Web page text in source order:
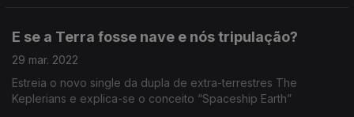
E se a Terra fosse nave e nós tripulação?
29 mar. 2022
Estreia o novo single da dupla de extra-terrestres The
Keplerians e explica-se o conceito “Spaceship Earth”